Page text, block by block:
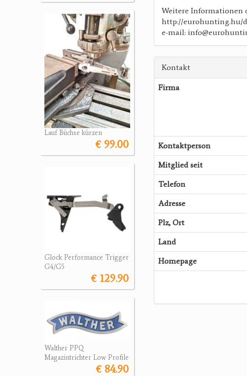
Lauf Büchse kürzen
€ 99.00
Glock Performance Trigger
G4/G5
€ 129.90
Walther PPQ
Magazintrichter Low Profile
€ 84.90
Weitere Informationen
http://eurohunting.hu/
e-mail:
Kontakt
Firma
Kontaktperson
Mitglied seit
Telefon
Adresse
Plz, Ort
Land
Homepage